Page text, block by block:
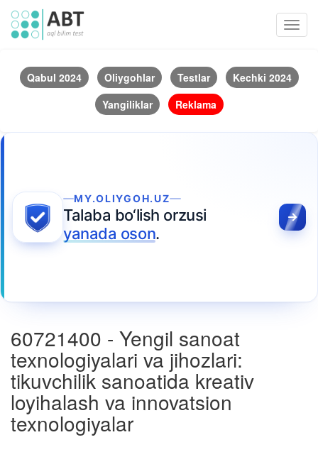
Qabul 2024 Oliygohlar Testlar
Kechki 2024
Yangiliklar
Reklama
MY.OLIYGOH.UZ
Talaba bo‘lish orzusi
yanada oson.
60721400 - Yengil sanoat
texnologiyalari va jihozlari:
tikuvchilik sanoatida kreativ
loyihalash va innovatsion
texnologiyalar